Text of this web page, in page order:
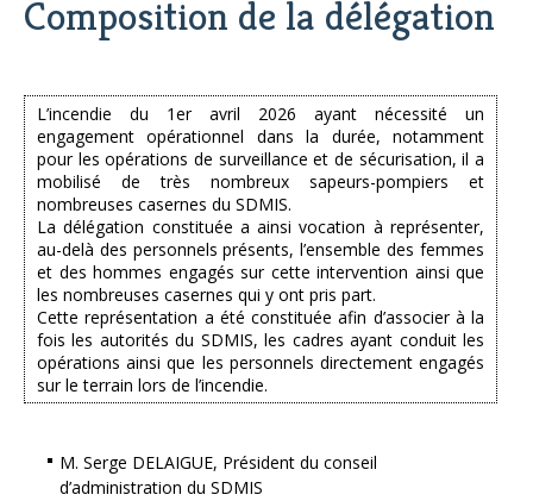
Composition de la délégation
L’incendie du 1er avril 2026 ayant nécessité un
engagement opérationnel dans la durée, notamment
pour les opérations de surveillance et de sécurisation, il a
mobilisé de très nombreux sapeurs-pompiers et
nombreuses casernes du SDMIS.
La délégation constituée a ainsi vocation à représenter,
au-delà des personnels présents, l’ensemble des femmes
et des hommes engagés sur cette intervention ainsi que
les nombreuses casernes qui y ont pris part.
Cette représentation a été constituée afin d’associer à la
fois les autorités du SDMIS, les cadres ayant conduit les
opérations ainsi que les personnels directement engagés
sur le terrain lors de l’incendie.
M. Serge DELAIGUE, Président du conseil
d’administration du SDMIS